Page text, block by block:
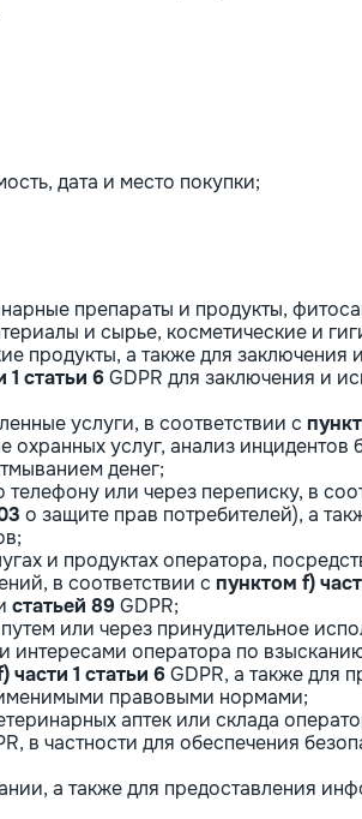
дата и место покупки;
препараты и продукты,
и сырье, косметические и
продукты, а также для заключения
1 статьи 6 GDPR для заключения и
услуги, в соответствии с
охранных услуг, анализ инцидентов
денег;
телефону или через переписку, в
о защите прав потребителей), а
и продуктах оператора,
в соответствии с пунктом f)
статьей 89 GDPR;
или через принудительное
оператора по
части 1 статьи 6 GDPR, а также для
правовыми нормами;
аптек или склада
в частности для обеспечения
а также для предоставления